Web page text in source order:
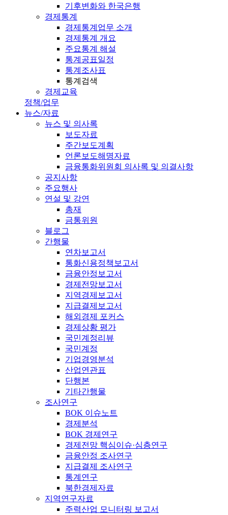
기후변화와 한국은행
경제통계
경제통계업무 소개
경제통계 개요
주요통계 해설
통계공표일정
통계조사표
통계검색
경제교육
정책/업무
뉴스/자료
뉴스 및 의사록
보도자료
주간보도계획
언론보도해명자료
금융통화위원회 의사록 및 의결사항
공지사항
주요행사
연설 및 강연
총재
금통위원
블로그
간행물
연차보고서
통화신용정책보고서
금융안정보고서
경제전망보고서
지역경제보고서
지급결제보고서
해외경제 포커스
경제상황 평가
국민계정리뷰
국민계정
기업경영분석
산업연관표
단행본
기타간행물
조사연구
BOK 이슈노트
경제분석
BOK 경제연구
경제전망 핵심이슈·심층연구
금융안정 조사연구
지급결제 조사연구
통계연구
북한경제자료
지역연구자료
주력산업 모니터링 보고서